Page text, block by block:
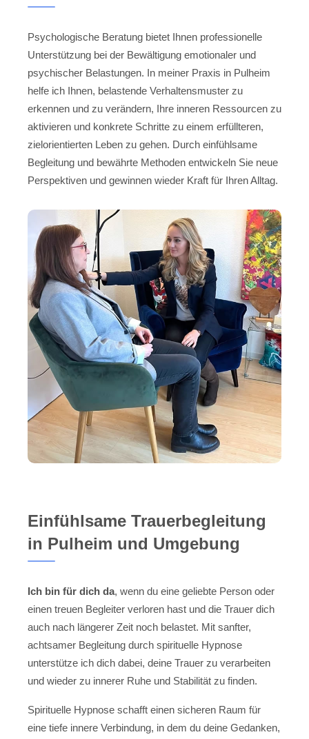
Psychologische Beratung bietet Ihnen professionelle
Unterstützung bei der Bewältigung emotionaler und
psychischer Belastungen. In meiner Praxis in Pulheim
helfe ich Ihnen, belastende Verhaltensmuster zu
erkennen und zu verändern, Ihre inneren Ressourcen zu
aktivieren und konkrete Schritte zu einem erfüllteren,
zielorientierten Leben zu gehen. Durch einfühlsame
Begleitung und bewährte Methoden entwickeln Sie neue
Perspektiven und gewinnen wieder Kraft für Ihren Alltag.
Einfühlsame Trauerbegleitung
in Pulheim und Umgebung
Ich bin für dich da, wenn du eine geliebte Person oder
einen treuen Begleiter verloren hast und die Trauer dich
auch nach längerer Zeit noch belastet. Mit sanfter,
achtsamer Begleitung durch spirituelle Hypnose
unterstütze ich dich dabei, deine Trauer zu verarbeiten
und wieder zu innerer Ruhe und Stabilität zu finden.
Spirituelle Hypnose schafft einen sicheren Raum für
eine tiefe innere Verbindung, in dem du deine Gedanken,